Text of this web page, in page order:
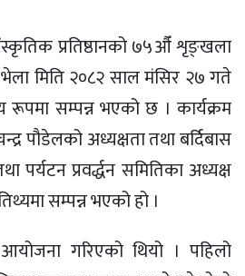
प्रतिष्ठानको ७५औँ शृङ्खला
मिति २०८२ साल मंसिर २७ गते
रूपमा सम्पन्न भएको छ । कार्यक्रम
पौडेलको अध्यक्षता तथा बर्दिबास
पर्यटन प्रवर्द्धन समितिका अध्यक्ष
सम्पन्न भएको हो ।
गरिएको थियो । पहिलो